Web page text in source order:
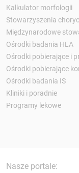
Kalkulator morfologii
Stowarzyszenia
Międzynarodowe
Ośrodki badania HLA
Ośrodki pobierające i
Ośrodki pobierające
Ośrodki badania IS
Kliniki i poradnie
Programy lekowe
Nasze portale: